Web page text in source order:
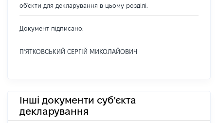
об'єкти для декларування в цьому розділі.
Документ підписано:
П’ЯТКОВСЬКИЙ СЕРГІЙ МИКОЛАЙОВИЧ
Інші документи суб'єкта
декларування